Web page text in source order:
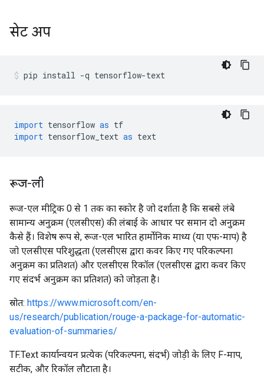
सेट अप
pip install -q tensorflow-text
import tensorflow as tf
import tensorflow_text as text
रूज-ली
रूज-एल मीट्रिक 0 से 1 तक का स्कोर है जो दर्शाता है कि सबसे लंबे
सामान्य अनुक्रम (एलसीएस) की लंबाई के आधार पर समान दो अनुक्रम
कैसे हैं। विशेष रूप से, रूज-एल भारित हार्मोनिक माध्य (या एफ-माप) है
जो एलसीएस परिशुद्धता (एलसीएस द्वारा कवर किए गए परिकल्पना
अनुक्रम का प्रतिशत) और एलसीएस रिकॉल (एलसीएस द्वारा कवर किए
गए संदर्भ अनुक्रम का प्रतिशत) को जोड़ता है।
स्रोत: https://www.microsoft.com/en-
us/research/publication/rouge-a-package-for-automatic-
evaluation-of-summaries/
TF.Text कार्यान्वयन प्रत्येक (परिकल्पना, संदर्भ) जोड़ी के लिए F-माप,
सटीक, और रिकॉल लौटाता है।